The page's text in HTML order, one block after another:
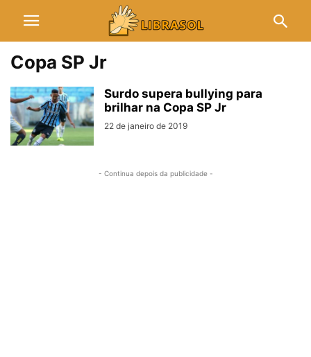
Copa SP Jr
Surdo supera bullying para
brilhar na Copa SP Jr
22 de janeiro de 2019
- Continua depois da publicidade -